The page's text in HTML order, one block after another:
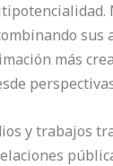
más
y trabajos